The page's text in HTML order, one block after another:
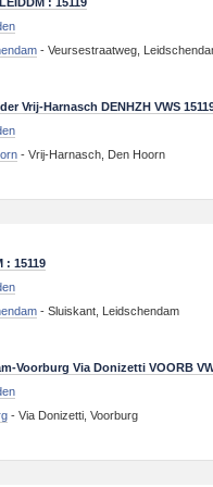
-Veursestraatweg,
Vrij-Harnasch DENHZH VWS
-Vrij-Harnasch, Den Hoorn
: 15119
-Sluiskant, Leidschendam
Voorburg Via Donizetti VOORB
-Via Donizetti, Voorburg